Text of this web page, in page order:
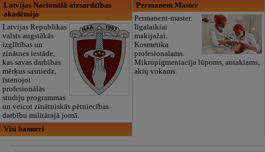
Latvijas Nacionālā aizsardzības
akadēmija
Latvijas Republikas
valsts augstākās
izglītības un
zinātnes iestāde,
kas savas darbības
mērķus sasniedz,
īstenojot
profesionālās
studiju programmas
un veicot zinātniskās pētniecības
darbību militārajā jomā.
Permanent Master
Permanent-master.
Ilgalaikiai
makijažai.
Kosmetika
profesionalams.
Mikropigmentacija lūpoms, antakiams,
akių vokams.
Visi banneri